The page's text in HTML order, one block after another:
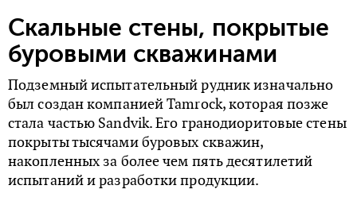
Скальные стены, покрытые
буровыми скважинами
Подземный испытательный рудник изначально
был создан компанией Tamrock, которая позже
стала частью Sandvik. Его гранодиоритовые стены
покрыты тысячами буровых скважин,
накопленных за более чем пять десятилетий
испытаний и разработки продукции.